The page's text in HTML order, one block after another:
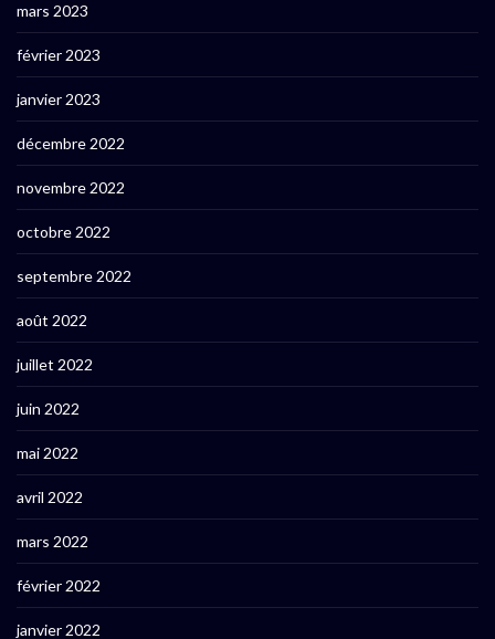
mars 2023
février 2023
janvier 2023
décembre 2022
novembre 2022
octobre 2022
septembre 2022
août 2022
juillet 2022
juin 2022
mai 2022
avril 2022
mars 2022
février 2022
janvier 2022